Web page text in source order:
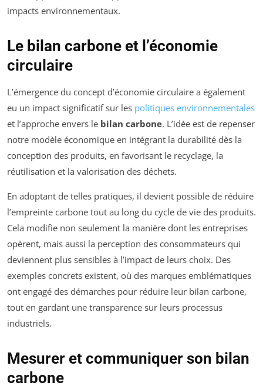
impacts environnementaux.
Le bilan carbone et l’économie
circulaire
L’émergence du concept d’économie circulaire a également
eu un impact significatif sur les politiques environnementales
et l’approche envers le bilan carbone. L’idée est de repenser
notre modèle économique en intégrant la durabilité dès la
conception des produits, en favorisant le recyclage, la
réutilisation et la valorisation des déchets.
En adoptant de telles pratiques, il devient possible de réduire
l’empreinte carbone tout au long du cycle de vie des produits.
Cela modifie non seulement la manière dont les entreprises
opèrent, mais aussi la perception des consommateurs qui
deviennent plus sensibles à l’impact de leurs choix. Des
exemples concrets existent, où des marques emblématiques
ont engagé des démarches pour réduire leur bilan carbone,
tout en gardant une transparence sur leurs processus
industriels.
Mesurer et communiquer son bilan
carbone